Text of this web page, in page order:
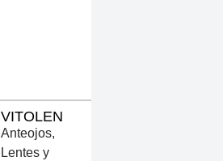
VITOLEN
Anteojos,
Lentes y